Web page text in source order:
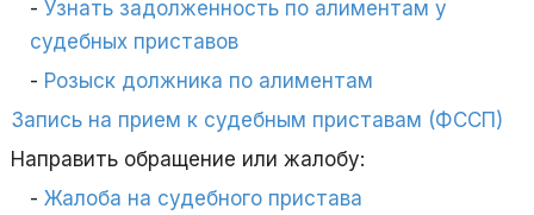
Узнать задолженность по алиментам у
судебных приставов
Розыск должника по алиментам
Запись на прием к судебным приставам (ФССП)
Направить обращение или жалобу:
Жалоба на судебного пристава